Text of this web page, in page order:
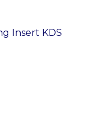
Insert KDS